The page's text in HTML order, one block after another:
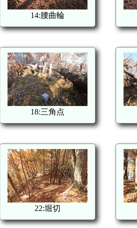
14:腰曲輪
18:三角点
22:堀切